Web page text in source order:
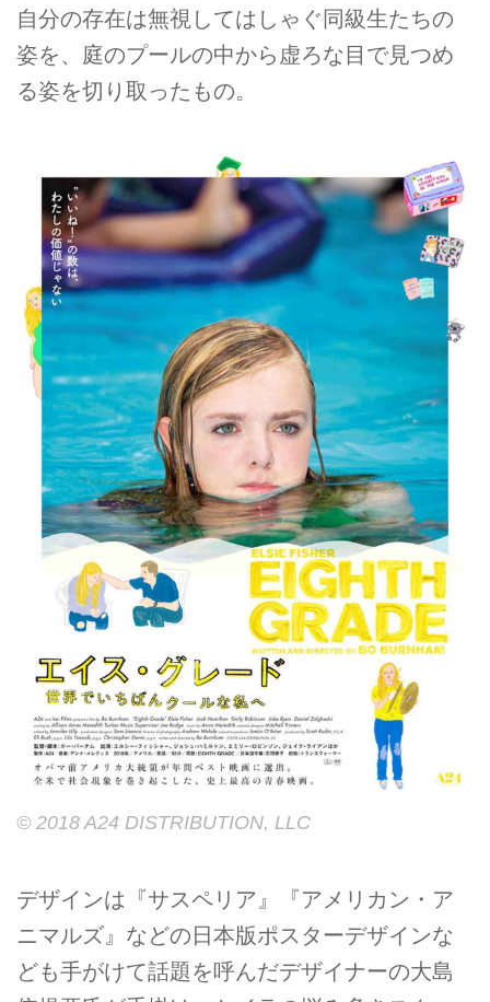
⾃分の存在は無視してはしゃぐ同級⽣たちの
姿を、庭のプールの中から虚ろな⽬で⾒つめ
る姿を切り取ったもの。
© 2018 A24 DISTRIBUTION, LLC
デザインは『サスペリア』『アメリカン・ア
ニマルズ』などの⽇本版ポスターデザインな
ども⼿がけて話題を呼んだデザイナーの⼤島